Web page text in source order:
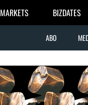
MARKETS BIZDATES
ABO